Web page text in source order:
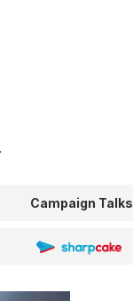
Campaign Talks
Sharpcake